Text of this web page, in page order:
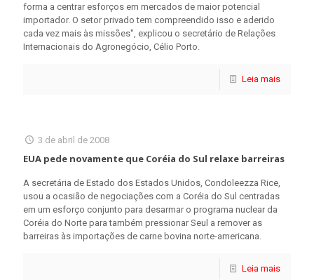
forma a centrar esforços em mercados de maior potencial
importador. O setor privado tem compreendido isso e aderido
cada vez mais às missões", explicou o secretário de Relações
Internacionais do Agronegócio, Célio Porto.
Leia mais
3 de abril de 2008
EUA pede novamente que Coréia do Sul relaxe barreiras
A secretária de Estado dos Estados Unidos, Condoleezza Rice,
usou a ocasião de negociações com a Coréia do Sul centradas
em um esforço conjunto para desarmar o programa nuclear da
Coréia do Norte para também pressionar Seul a remover as
barreiras às importações de carne bovina norte-americana.
Leia mais